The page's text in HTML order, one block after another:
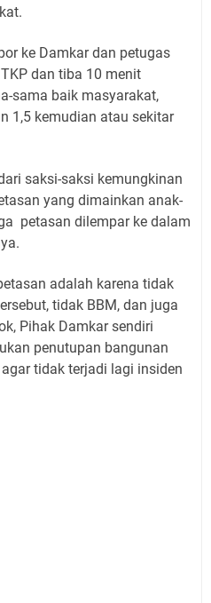
ke Damkar dan petugas
dan tiba 10 menit
sama baik masyarakat,
1,5 kemudian atau sekitar
saksi-saksi kemungkinan
yang dimainkan anak-
petasan dilempar ke dalam
adalah karena tidak
tidak BBM, dan juga
Pihak Damkar sendiri
penutupan bangunan
tidak terjadi lagi insiden